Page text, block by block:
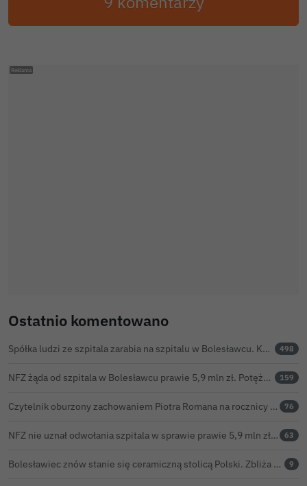
Ostatnio komentowano
Spółka ludzi ze szpitala zarabia na szpitalu w Bolesławcu. Kwoty pozostają tajne 498
NFZ żąda od szpitala w Bolesławcu prawie 5,9 mln zł. Potężny cios po kontroli rozliczeń 159
Czytelnik oburzony zachowaniem Piotra Romana na rocznicy prezydentury Karola Nawrockiego. Obejrzeliśmy nagranie 76
NFZ nie uznał odwołania szpitala w sprawie prawie 5,9 mln zł. Barczyk: rozważamy sąd 63
Bolesławiec znów stanie się ceramiczną stolicą Polski. Zbliża się 32. Święto Ceramiki 9